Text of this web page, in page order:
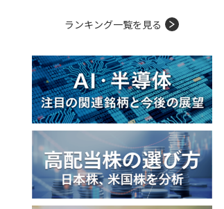
ランキング一覧を見る